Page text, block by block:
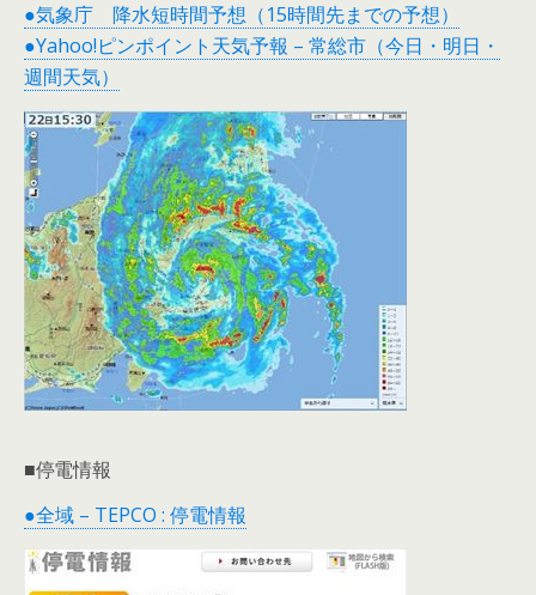
●気象庁 降水短時間予想（15時間先までの予想）
●Yahoo!ピンポイント天気予報 – 常総市（今日・明日・
週間天気）
■停電情報
●全域 – TEPCO : 停電情報